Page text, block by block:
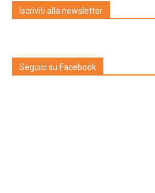
Iscriviti alla newsletter
Seguici su Facebook